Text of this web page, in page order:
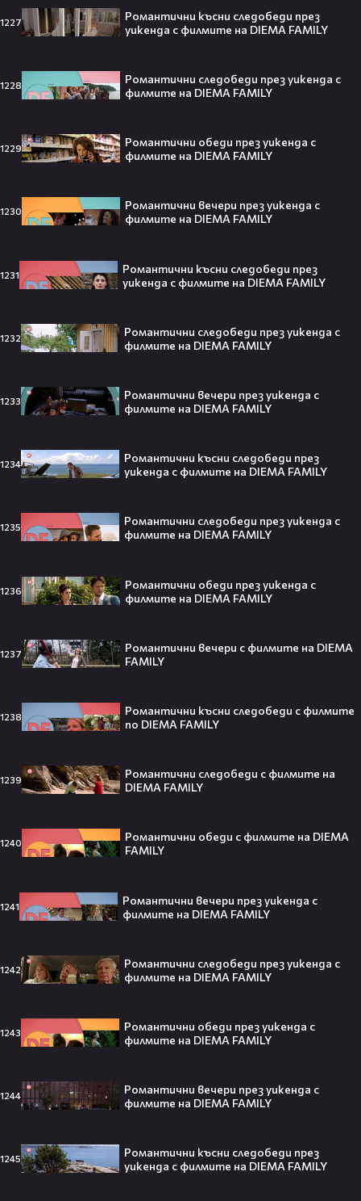
1227
Романтични късни следобеди през
уикенда с филмите на DIEMA FAMILY
1228
Романтични следобеди през уикенда с
филмите на DIEMA FAMILY
1229
Романтични обеди през уикенда с
филмите на DIEMA FAMILY
1230
Романтични вечери през уикенда с
филмите на DIEMA FAMILY
1231
Романтични късни следобеди през
уикенда с филмите на DIEMA FAMILY
1232
Романтични следобеди през уикенда с
филмите на DIEMA FAMILY
1233
Романтични вечери през уикенда с
филмите на DIEMA FAMILY
1234
Романтични късни следобеди през
уикенда с филмите на DIEMA FAMILY
1235
Романтични следобеди през уикенда с
филмите на DIEMA FAMILY
1236
Романтични обеди през уикенда с
филмите на DIEMA FAMILY
1237
Романтични вечери с филмите на DIEMA
FAMILY
1238
Романтични късни следобеди с филмите
по DIEMA FAMILY
1239
Романтични следобеди с филмите на
DIEMA FAMILY
1240
Романтични обеди с филмите на DIEMA
FAMILY
1241
Романтични вечери през уикенда с
филмите на DIEMA FAMILY
1242
Романтични следобеди през уикенда с
филмите на DIEMA FAMILY
1243
Романтични обеди през уикенда с
филмите на DIEMA FAMILY
1244
Романтични вечери през уикенда с
филмите на DIEMA FAMILY
1245
Романтични късни следобеди през
уикенда с филмите на DIEMA FAMILY
Топ 5 игри, които ще ти дадат
Джъстин Бийбър ще пее на
Световното първенство по
08:16
ANIVENTURE COMIC CON 2026:
Влязохме в друг свят!
Трафорд“ директно на
театралната сцена👀⚽
зарови капсула, която никой жив
днес няма да отвори👀💥
остана на "seen"😅
заедно!😍
VESSOU влиза в света на онлайн
07:50
VOID & Girl Code: Всичко за K-pop
Искаш да стигнеш до Холивуд?
Юлиан Костов разкрива как!👀💥